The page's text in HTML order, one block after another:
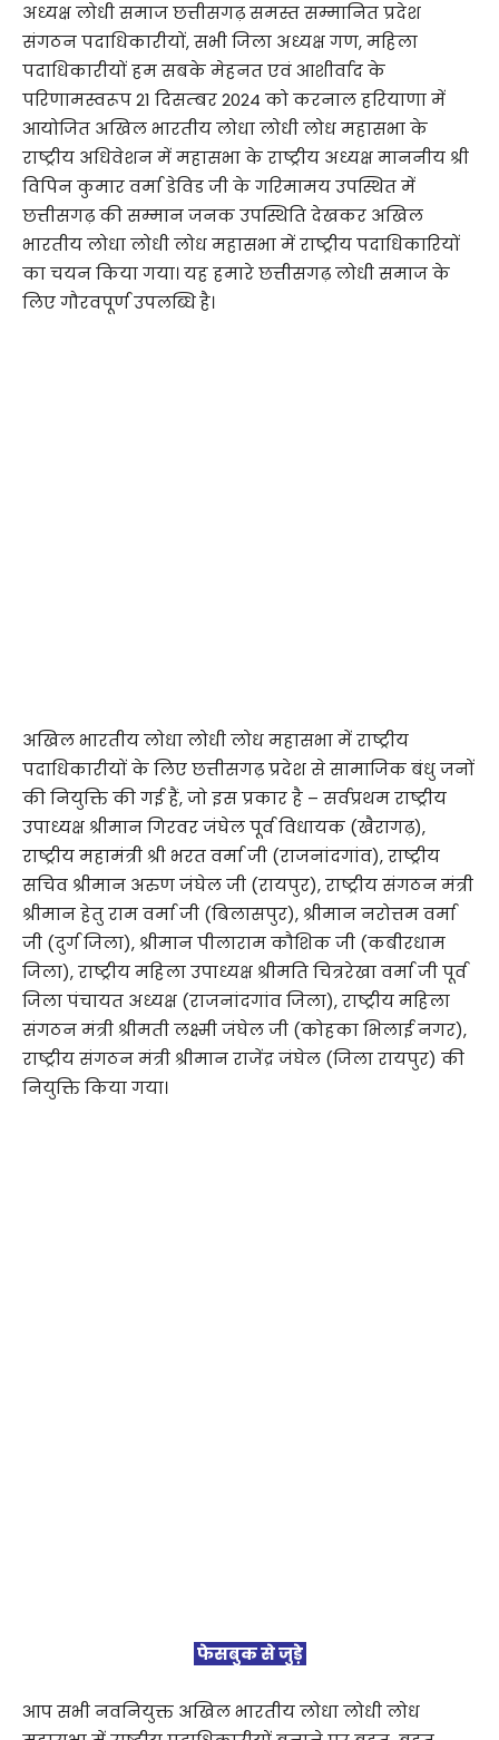
अध्यक्ष लोधी समाज छत्तीसगढ़ समस्त सम्मानित प्रदेश
संगठन पदाधिकारीयों, सभी जिला अध्यक्ष गण, महिला
पदाधिकारीयों हम सबके मेहनत एवं आशीर्वाद के
परिणामस्वरूप 21 दिसम्बर 2024 को करनाल हरियाणा में
आयोजित अखिल भारतीय लोधा लोधी लोध महासभा के
राष्ट्रीय अधिवेशन में महासभा के राष्ट्रीय अध्यक्ष माननीय श्री
विपिन कुमार वर्मा डेविड जी के गरिमामय उपस्थित में
छत्तीसगढ़ की सम्मान जनक उपस्थिति देखकर अखिल
भारतीय लोधा लोधी लोध महासभा में राष्ट्रीय पदाधिकारियों
का चयन किया गया। यह हमारे छत्तीसगढ़ लोधी समाज के
लिए गौरवपूर्ण उपलब्धि है।
अखिल भारतीय लोधा लोधी लोध महासभा में राष्ट्रीय
पदाधिकारीयों के लिए छत्तीसगढ़ प्रदेश से सामाजिक बंधु जनों
की नियुक्ति की गई हैं, जो इस प्रकार है – सर्वप्रथम राष्ट्रीय
उपाध्यक्ष श्रीमान गिरवर जंघेल पूर्व विधायक (खैरागढ़),
राष्ट्रीय महामंत्री श्री भरत वर्मा जी (राजनांदगांव), राष्ट्रीय
सचिव श्रीमान अरुण जंघेल जी (रायपुर), राष्ट्रीय संगठन मंत्री
श्रीमान हेतु राम वर्मा जी (बिलासपुर), श्रीमान नरोत्तम वर्मा
जी (दुर्ग जिला), श्रीमान पीलाराम कौशिक जी (कबीरधाम
जिला), राष्ट्रीय महिला उपाध्यक्ष श्रीमति चित्ररेखा वर्मा जी पूर्व
जिला पंचायत अध्यक्ष (राजनांदगांव जिला), राष्ट्रीय महिला
संगठन मंत्री श्रीमती लक्ष्मी जंघेल जी (कोहका भिलाई नगर),
राष्ट्रीय संगठन मंत्री श्रीमान राजेंद्र जंघेल (जिला रायपुर) की
नियुक्ति किया गया।
फेसबुक से जुड़े
आप सभी नवनियुक्त अखिल भारतीय लोधा लोधी लोध